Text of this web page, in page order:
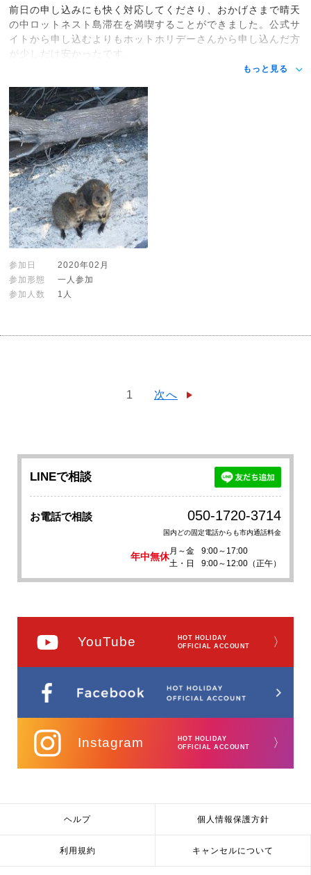
前日の申し込みにも快く対応してくださり、おかげさまで晴天
の中ロットネスト島滞在を満喫することができました。公式サ
イトから申し込むよりもホットホリデーさんから申し込んだ方
が少しだけ安かったです。
もっと見る
参加日
2020年02月
参加形態
一人参加
参加人数
1人
1 次へ
LINEで相談
お電話で相談 050-1720-3714
国内どの固定電話からも市内通話料金
年中無休
月～金
9:00～17:00
土・日
9:00～12:00（正午）
YouTube
HOT HOLIDAY
OFFICIAL ACCOUNT
〉
Instagram
HOT HOLIDAY
OFFICIAL ACCOUNT
〉
ヘルプ 個人情報保護方針
利用規約 キャンセルについて